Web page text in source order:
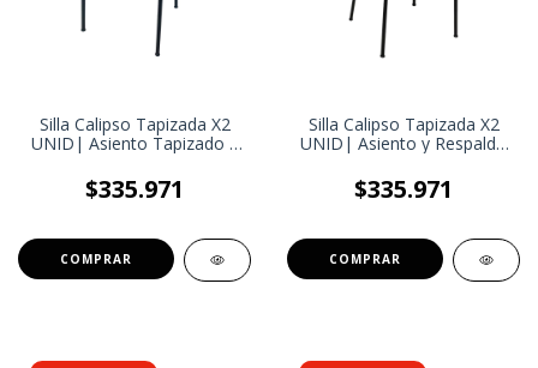
Silla Calipso Tapizada X2
UNID| Asiento Tapizado |
Moderno
$335.971
Silla Calipso Tapizada X2
UNID| Asiento y Respaldo
Estilo Moderno
$335.971